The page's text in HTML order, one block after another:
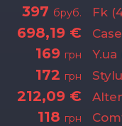
397 бруб. Fk
698,19 €
169 грн Y.ua
172 грн
212,09 €
118 грн